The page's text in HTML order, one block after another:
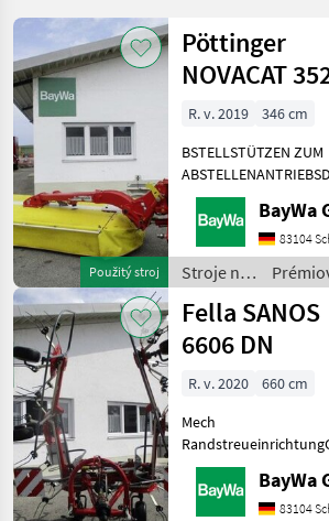
Zobrazit
všech
49
MARKETPLACE
Marketplace
prodejců
Inzeráty
Použitý stroj
Pöttinger
NOVACAT
#543
R. v. 2019
346 cm
BSTELLSTÜTZEN ZUM
1000 U/MINAUSLEGER
BREIT FÜR DIE
KOMBIGELENKWELLE
6-
UNTERLENKERWIPP
BayWa
83104
Stroje na
zber
objemových
krmív /
Pöttinger
Fella SANOS
6606 DN
R. v. 2020
660 cm
Mech
16 X 6.50 -8 Stroje na zber
objemových krmív
Nariadkovač
BayWa
83104